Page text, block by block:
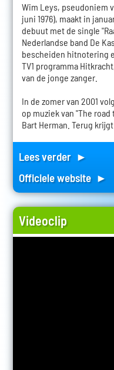
Wim Leys, pseudoniem
juni 1976), maakt in
debuut met de single
Nederlandse band De
bescheiden hitnotering
TV1 programma
van de jonge zanger.
In de zomer van 2001
op muziek van "The
Bart Herman. Terug
Lees verder ►
Officiele website ►
Videoclip